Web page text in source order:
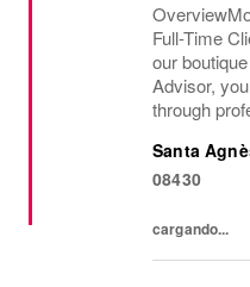
Full-Time
our
Advisor,
through
delivering
Santa
08430
cargando...